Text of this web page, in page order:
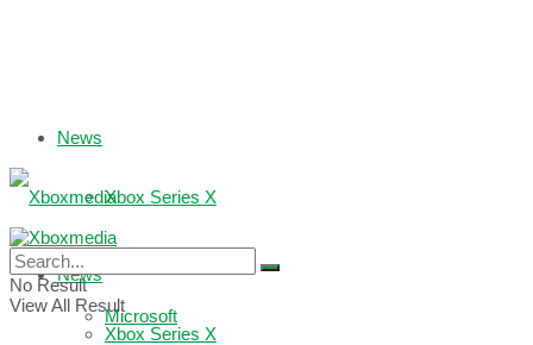
News
Xbox Series X
Microsoft
News
Xbox Series X
No Result
View All Result